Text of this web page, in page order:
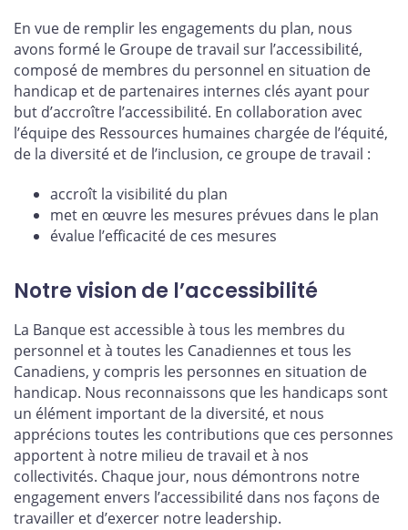
En vue de remplir les engagements du plan, nous
avons formé le Groupe de travail sur l’accessibilité,
composé de membres du personnel en situation de
handicap et de partenaires internes clés ayant pour
but d’accroître l’accessibilité. En collaboration avec
l’équipe des Ressources humaines chargée de l’équité,
de la diversité et de l’inclusion, ce groupe de travail :
accroît la visibilité du plan
met en œuvre les mesures prévues dans le plan
évalue l’efficacité de ces mesures
Notre vision de l’accessibilité
La Banque est accessible à tous les membres du
personnel et à toutes les Canadiennes et tous les
Canadiens, y compris les personnes en situation de
handicap. Nous reconnaissons que les handicaps sont
un élément important de la diversité, et nous
apprécions toutes les contributions que ces personnes
apportent à notre milieu de travail et à nos
collectivités. Chaque jour, nous démontrons notre
engagement envers l’accessibilité dans nos façons de
travailler et d’exercer notre leadership.